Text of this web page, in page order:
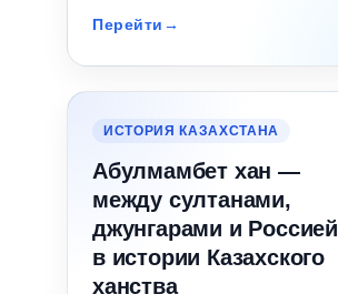
Перейти
ИСТОРИЯ КАЗАХСТАНА
Абулмамбет хан —
между султанами,
джунгарами и Россией
в истории Казахского
ханства